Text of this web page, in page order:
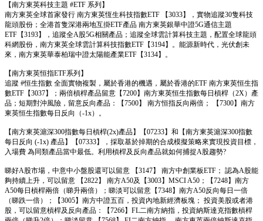
【南方東英科技主題 #ETF 系列】
南方東英全球首家發行 南方東英恆生科技指數ETF 【3033】，實物追蹤30隻科技
龍頭股份；全港首隻深港兩地互掛ETF產品 南方東英銀華中證5G通信主題
ETF【3193】，追蹤全A股5G相關產品；追蹤全球雲計算科技主題，配置全球龍頭
科網股份，南方東英全球雲計算科技指數ETF【3194】。能源新時代，光伏創未
來，南方東英華泰柏瑞中證太陽能產業ETF【3134】。
【南方東英恒指ETF系列】
追蹤 #恒生指數 全面實物複製，屬於香港的機遇，屬於香港的ETF 南方東英恒生指
數ETF【3037】；兩倍槓桿產品留意【7200】南方東英恒生指數每日槓桿（2X）產
品；短期對沖風險，留意反向產品：【7500】 南方恒指反向兩倍； 【7300】南方
東英恒生指數每日反向（-1x）。
【南方東英滬深300指數每日槓桿(2x)產品】【07233】和【南方東英滬深300指數
每日反向 (-1x) 產品】【07333】，採取基於掉期的合成模擬策略來實現投資目標，
入場費 為同類產品當中最低。利用槓桿及反向產品就如何捕捉A股趨勢?
睇好A股市場，中意中小盤股還可以留意 【3147】 南方中創業板ETF； 認為A股能
夠持續上升，可以留意 【2822】 南方A50及【3003】MSCI A50；【7248】南方
A50每日槓桿兩倍（睇升兩倍）；睇淡可以留意【7348】南方A50反向每日一倍
（睇跌一倍）；【3005】南方中證五百，投資內地新經濟板塊； 投資美股或者港
股，可以留意槓桿及反向產品：【7266】FL二南方納指，投資納斯達克指數槓桿